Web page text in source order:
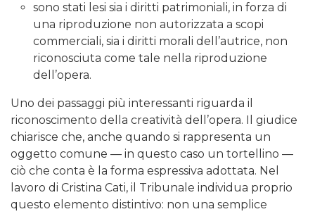
sono stati lesi sia i diritti patrimoniali, in forza di
una riproduzione non autorizzata a scopi
commerciali, sia i diritti morali dell’autrice, non
riconosciuta come tale nella riproduzione
dell’opera.
Uno dei passaggi più interessanti riguarda il
riconoscimento della creatività dell’opera. Il giudice
chiarisce che, anche quando si rappresenta un
oggetto comune — in questo caso un tortellino —
ciò che conta è la forma espressiva adottata. Nel
lavoro di Cristina Cati, il Tribunale individua proprio
questo elemento distintivo: non una semplice